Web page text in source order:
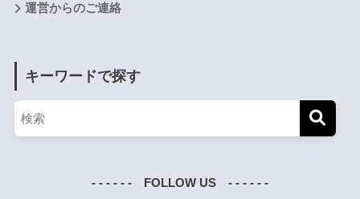
運営からのご連絡
キーワードで探す
- - - - - - FOLLOW US - - - - - -